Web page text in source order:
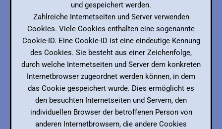
und gespeichert werden.
Zahlreiche Internetseiten und Server verwenden
Cookies. Viele Cookies enthalten eine sogenannte
Cookie-ID. Eine Cookie-ID ist eine eindeutige Kennung
des Cookies. Sie besteht aus einer Zeichenfolge,
durch welche Internetseiten und Server dem konkreten
Internetbrowser zugeordnet werden können, in dem
das Cookie gespeichert wurde. Dies ermöglicht es
den besuchten Internetseiten und Servern, den
individuellen Browser der betroffenen Person von
anderen Internetbrowsern, die andere Cookies